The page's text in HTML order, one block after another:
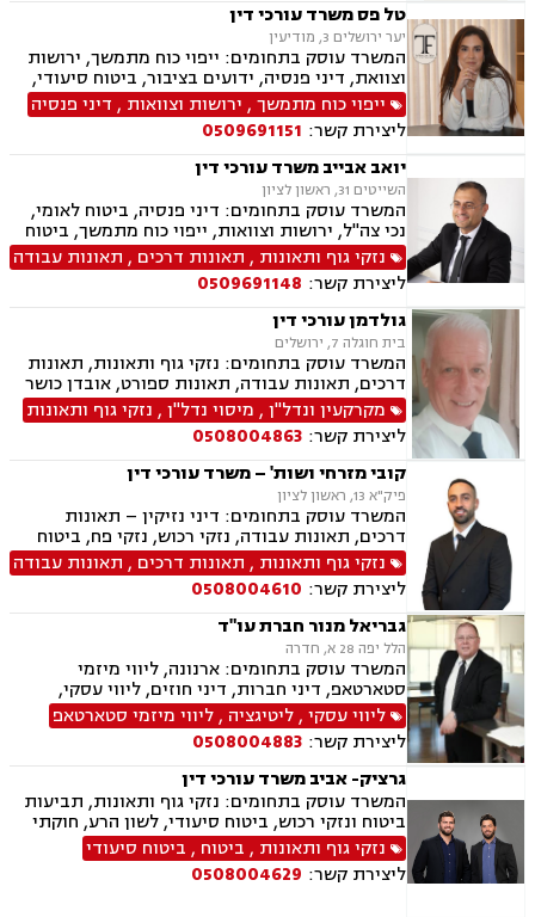
טל פס משרד עורכי דין
יער ירושלים 3, מודיעין
המשרד עוסק בתחומים: ייפוי כוח מתמשך, ירושות
וצוואת, דיני פנסיה, ידועים בציבור, ביטוח סיעודי,
תביעות ביטוח ונזקי רכוש
ייפוי כוח מתמשך, ירושות וצוואות , דיני פנסיה
ליצירת קשר: 0509691151
יואב אבייב משרד עורכי דין
השייטים 31, ראשון לציון
המשרד עוסק בתחומים: דיני פנסיה, ביטוח לאומי,
נכי צה"ל, ירושות וצוואות, ייפוי כוח מתמשך, ביטוח
סיעודי, תביעות ביטוח ונזקי רכוש, נזקי גוף ותאונות,
תאונות דרכים, תאונות עבודה, בריאות הנפש, אובדן
כושר עבודה, תאונות תלמידים, רשלנות רפואית.
נזקי גוף ותאונות , תאונות דרכים , תאונות עבודה
ליצירת קשר: 0509691148
גולדמן עורכי דין
בית חוגלה 7, ירושלים
המשרד עוסק בתחומים: נזקי גוף ותאונות, תאונות
דרכים, תאונות עבודה, תאונות ספורט, אובדן כושר
עבודה, תאונות עקב רשלנות, תביעות ביטוח ונזקי
רכוש, ביטוח לאומי, רשלנות רפואית, מקרקעין
ונדל"ן, אזרחות זרה ודרכון זר, דיני חוזים, דיני
ספורט, לשון הרע, ירושות וצוואות, מיסוי נדל"ן.
מקרקעין ונדל"ן, מיסוי נדל"ן, נזקי גוף ותאונות
ליצירת קשר: 0508004863
קובי מזרחי ושות' – משרד עורכי דין
פיק"א 13, ראשון לציון
המשרד עוסק בתחומים: דיני נזיקין – תאונות
דרכים, תאונות עבודה, נזקי רכוש, נזקי פח, ביטוח
לאומי – נכות מעבודה, נכות כללית, דיני עבודה –
הטרדות מיניות במקום העבודה, התעמרות, הלנת
שכר, משרד הביטחון, ליטיגציה אזרחית, ייפוי כוח
מתמשך, משפט מסחרי, צוואות, ירושות, הסכמי
ממון, הסכמי פרידה
נזקי גוף ותאונות , תאונות דרכים , תאונות עבודה
ליצירת קשר: 0508004610
גבריאל מנור חברת עו"ד
הלל יפה 28 א, חדרה
המשרד עוסק בתחומים: ארנונה, ליווי מיזמי
סטארטאפ, דיני חברות, דיני חוזים, ליווי עסקי,
משפט מסחרי, תביעות ביטוח ונזקי רכוש, גישור
עסקי, הייטק, דיני מכרזים והתקשרויות, דיני
עמותות, רשויות מקומיות, אנרגליה סולרית
מתחדשת
ליווי עסקי,ליטיגציה ,ליווי מיזמי סטארטאפ
ליצירת קשר: 0508004883
גרציק- אביב משרד עורכי דין
המשרד עוסק בתחומים: נזקי גוף ותאונות, תביעות
ביטוח ונזקי רכוש, ביטוח סיעודי, לשון הרע, חוקתי
מנהלי, ייפוי כוח מתמשך, רשויות מקומיות משפטי
מסחרי אזרחי
נזקי גוף ותאונות , ביטוח , ביטוח סיעודי
ליצירת קשר: 0508004629